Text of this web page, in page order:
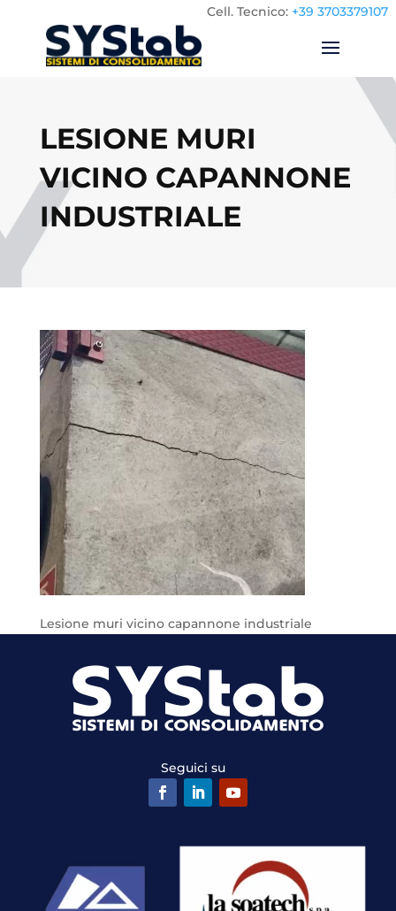
Cell. Tecnico: +39 3703379107
LESIONE MURI
VICINO CAPANNONE
INDUSTRIALE
Lesione muri vicino capannone industriale
Seguici su